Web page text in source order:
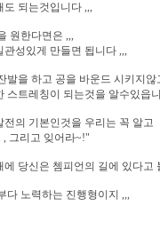
되는것입니다 ,,,
원한다면은 ,,,
성있게 만들면 됩니다 ,,,
발을 하고 공을 바운드 시키지않
스트레칭이 되는것을 알수있읍
의 기본인것을 우리는 꼭 알고
, 그리고 잊어라~!"
당신은 쳄피언의 길에 있다고
다 노력하는 진행형이지 ,,,